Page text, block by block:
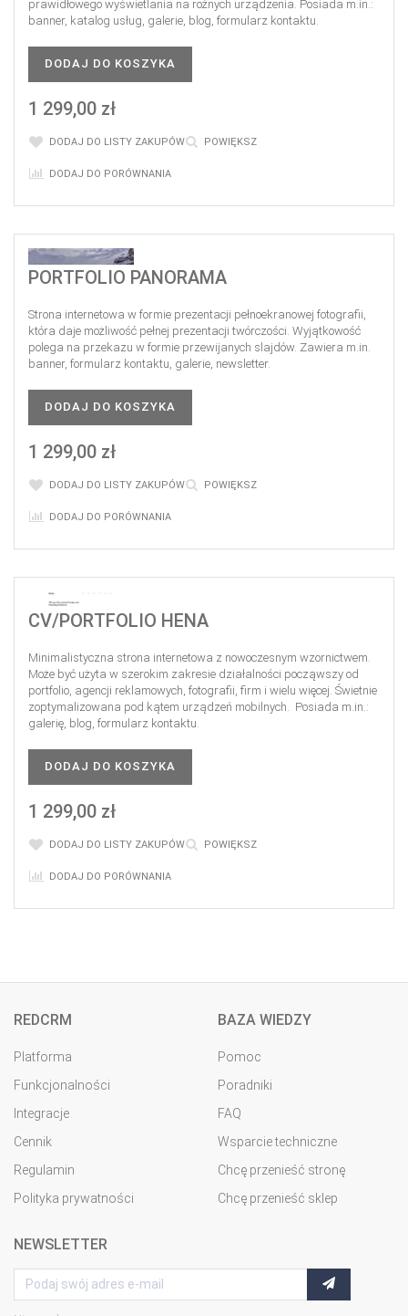
prawidłowego wyświetlania na rożnych urządzenia. Posiada m.in.:
banner, katalog usług, galerie, blog, formularz kontaktu.
DODAJ DO KOSZYKA
1 299,00 zł
DODAJ DO LISTY ZAKUPÓW POWIĘKSZ
DODAJ DO PORÓWNANIA
PORTFOLIO PANORAMA
Strona internetowa w formie prezentacji pełnoekranowej fotografii,
która daje możliwość pełnej prezentacji twórczości. Wyjątkowość
polega na przekazu w formie przewijanych slajdów. Zawiera m.in.
banner, formularz kontaktu, galerie, newsletter.
DODAJ DO KOSZYKA
1 299,00 zł
DODAJ DO LISTY ZAKUPÓW POWIĘKSZ
DODAJ DO PORÓWNANIA
CV/PORTFOLIO HENA
Minimalistyczna strona internetowa z nowoczesnym wzornictwem.
Może być użyta w szerokim zakresie działalności począwszy od
portfolio, agencji reklamowych, fotografii, firm i wielu więcej. Świetnie
zoptymalizowana pod kątem urządzeń mobilnych. Posiada m.in.:
galerię, blog, formularz kontaktu.
DODAJ DO KOSZYKA
1 299,00 zł
DODAJ DO LISTY ZAKUPÓW POWIĘKSZ
DODAJ DO PORÓWNANIA
REDCRM
Platforma
Funkcjonalności
Integracje
Cennik
Regulamin
Polityka prywatności
BAZA WIEDZY
Pomoc
Poradniki
FAQ
Wsparcie techniczne
Chcę przenieść stronę
Chcę przenieść sklep
NEWSLETTER